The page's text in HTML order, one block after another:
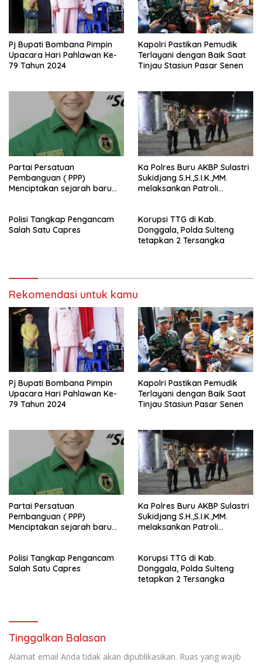
Pj Bupati Bombana Pimpin
Upacara Hari Pahlawan Ke-
79 Tahun 2024
Kapolri Pastikan Pemudik
Terlayani dengan Baik Saat
Tinjau Stasiun Pasar Senen
Partai Persatuan
Pembanguan ( PPP)
Menciptakan sejarah baru
Buru (Namlea).
Ka Polres Buru AKBP Sulastri
Sukidjang S.H.,S.I.K.,MM.
melaksankan Patroli
Polisi Tangkap Pengancam
Salah Satu Capres
Korupsi TTG di Kab.
Donggala, Polda Sulteng
tetapkan 2 Tersangka
Rekomendasi untuk kamu
Pj Bupati Bombana Pimpin
Upacara Hari Pahlawan Ke-
79 Tahun 2024
Kapolri Pastikan Pemudik
Terlayani dengan Baik Saat
Tinjau Stasiun Pasar Senen
Partai Persatuan
Pembanguan ( PPP)
Menciptakan sejarah baru
Buru (Namlea).
Ka Polres Buru AKBP Sulastri
Sukidjang S.H.,S.I.K.,MM.
melaksankan Patroli
Polisi Tangkap Pengancam
Salah Satu Capres
Korupsi TTG di Kab.
Donggala, Polda Sulteng
tetapkan 2 Tersangka
Tinggalkan Balasan
Alamat email Anda tidak akan dipublikasikan. Ruas yang wajib